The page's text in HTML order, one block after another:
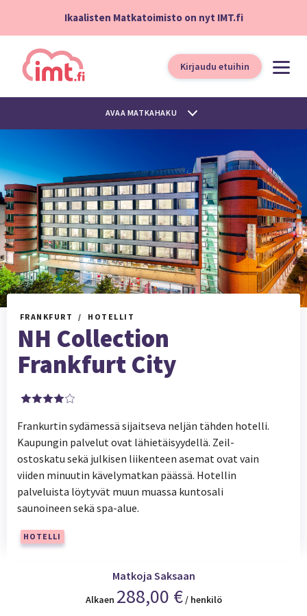
Ikaalisten Matkatoimisto on nyt IMT.fi
Kirjaudu etuihin
AVAA MATKAHAKU
FRANKFURT HOTELLIT
NH Collection
Frankfurt City
Frankurtin sydämessä sijaitseva neljän tähden hotelli.
Kaupungin palvelut ovat lähietäisyydellä. Zeil-
ostoskatu sekä julkisen liikenteen asemat ovat vain
viiden minuutin kävelymatkan päässä. Hotellin
palveluista löytyvät muun muassa kuntosali
saunoineen sekä spa-alue.
HOTELLI
Matkoja Saksaan
Alkaen 288,00 €/ henkilö